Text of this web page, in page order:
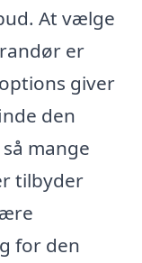
At vælge
er
giver
den
mange
tilbyder
for den